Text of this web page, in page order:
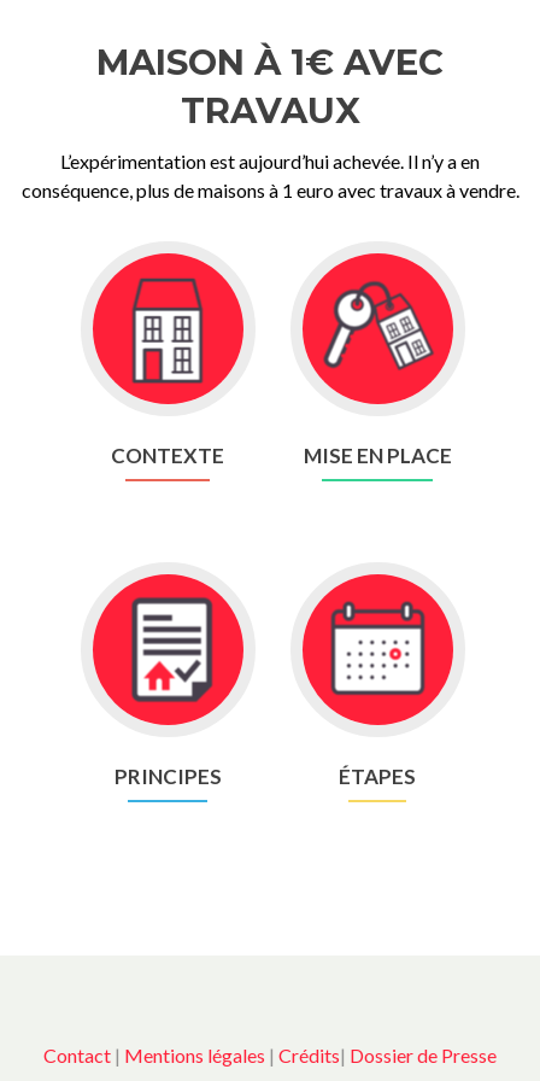
MAISON À 1€ AVEC
TRAVAUX
L’expérimentation est aujourd’hui achevée. Il n’y a en
conséquence, plus de maisons à 1 euro avec travaux à vendre.
Contexte
CONTEXTE
to
Mise
en
MISE EN PLACE
to
Principes
PRINCIPES
to
étapes
ÉTAPES
Contact | Mentions légales | Crédits| Dossier de Presse